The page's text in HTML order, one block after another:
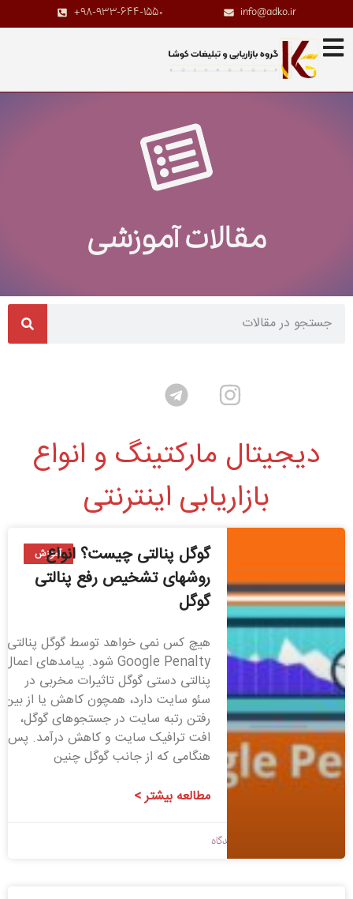
info@adko.ir
+98-933-644-1550
مقالات آموزشی
دیجیتال مارکتینگ و انواع
بازاریابی اینترنتی
آموزش
گوگل پنالتی چیست؟ انواع
روشهای تشخیص رفع پنالتی
گوگل
هیچ کس نمی خواهد توسط گوگل پنالتی
Google Penalty شود. پیامدهای اعمال
پنالتی دستی گوگل تاثیرات مخربی در
سئو سایت دارد، همچون کاهش یا از بین
رفتن رتبه سایت در جستجوهای گوگل،
افت ترافیک سایت و کاهش درآمد. پس
هنگامی که از جانب گوگل چنین
مطالعه بیشتر >
بدون دیدگاه